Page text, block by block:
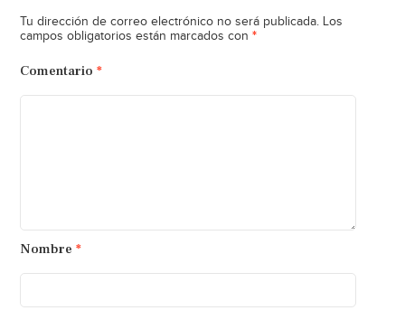
Tu dirección de correo electrónico no será publicada. Los
campos obligatorios están marcados con *
Comentario *
Nombre *